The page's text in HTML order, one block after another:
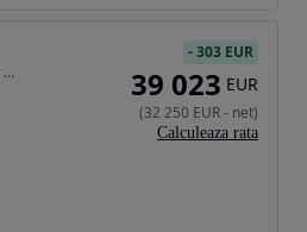
3982 cm3 • 469 CP • Mercedes-Benz S 560 4MATIC, 469CP, 360° Camera,Multibeam,First Class
-303 EUR
39 023 EUR
(32 250 EUR- net)
Calculeaza rata